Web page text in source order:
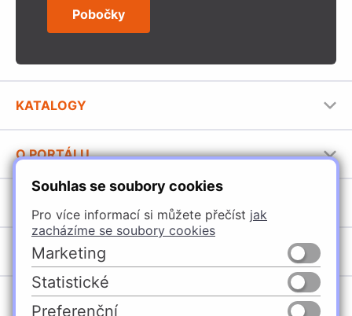
Souhlas se soubory cookies
Pro více informací si můžete přečíst jak
zacházíme se soubory cookies
Marketing
Statistické
Preferenční
Pobočky
KATALOGY
Stavební katalog Häfele
Brožury Häfele
O PORTÁLU
Provozovatel portálu
Jak používat portál
Úchytky
Nábytkové kování
Vybavení kuchyní
Osvětlení a elektro
POBOČKY
Špačince
Žilina